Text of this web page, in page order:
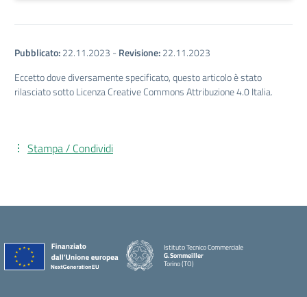
Pubblicato:22.11.2023 -Revisione:22.11.2023
Eccetto dove diversamente specificato, questo articolo è stato
rilasciato sotto Licenza Creative Commons Attribuzione 4.0 Italia.
Stampa / Condividi
Istituto Tecnico Commerciale
G.Sommeiller
Torino (TO)